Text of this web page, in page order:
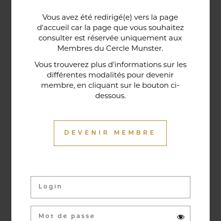
Vous avez été redirigé(e) vers la page
d'accueil car la page que vous souhaitez
consulter est réservée uniquement aux
Membres du Cercle Munster.
Vous trouverez plus d'informations sur les
différentes modalités pour devenir
membre, en cliquant sur le bouton ci-
dessous.
DEVENIR MEMBRE
historique de la maison, relie le bar au restaurant ;
cette trace du passé rappelle la tradition du bien-
être en ces lieux et de l'accueil chaleureux qui
contribuent à la réputation de l'établissement. Ce
restaurant gastronomique a été entièrement
relooké en janvier 2020. Notre chef vous propose
vous surprendre.
Activités & évènements